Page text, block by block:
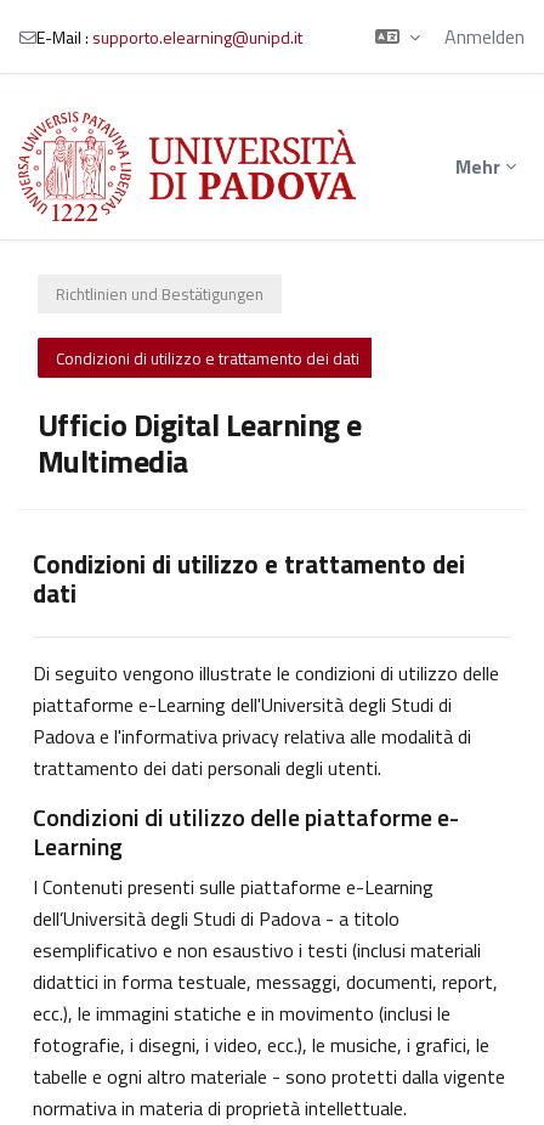
Zum Hauptinhalt
E-Mail : supporto.elearning@unipd.it Anmelden
Mehr
Richtlinien und Bestätigungen
Condizioni di utilizzo e trattamento dei dati
Ufficio Digital Learning e
Multimedia
Condizioni di utilizzo e trattamento dei
dati
Di seguito vengono illustrate le condizioni di utilizzo delle
piattaforme e-Learning dell'Università degli Studi di
Padova e l'informativa privacy relativa alle modalità di
trattamento dei dati personali degli utenti.
Condizioni di utilizzo delle piattaforme e-
Learning
I Contenuti presenti sulle piattaforme e-Learning
dell’Università degli Studi di Padova - a titolo
esemplificativo e non esaustivo i testi (inclusi materiali
didattici in forma testuale, messaggi, documenti, report,
ecc.), le immagini statiche e in movimento (inclusi le
fotografie, i disegni, i video, ecc.), le musiche, i grafici, le
tabelle e ogni altro materiale - sono protetti dalla vigente
normativa in materia di proprietà intellettuale.